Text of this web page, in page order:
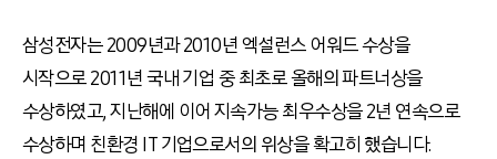
삼성전자는 2009년과 2010년 엑설런스 어워드 수상을
시작으로 2011년 국내 기업 중 최초로 올해의 파트너상을
수상하였고, 지난해에 이어 지속가능 최우수상을 2년 연속으로
수상하며 친환경 IT 기업으로서의 위상을 확고히 했습니다.